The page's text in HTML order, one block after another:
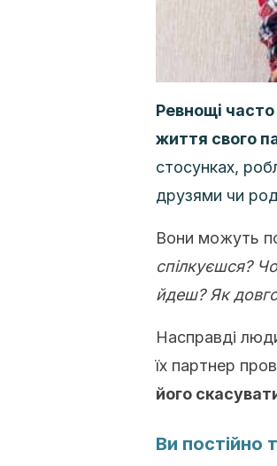
Ревнощі
життя свого
стосунках,
друзями чи
Вони можуть
спілкуєшся?
йдеш? Як
Насправді
їх партнер
його
Ви постійно